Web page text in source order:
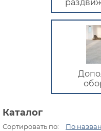
Каталог
Сортировать по: По